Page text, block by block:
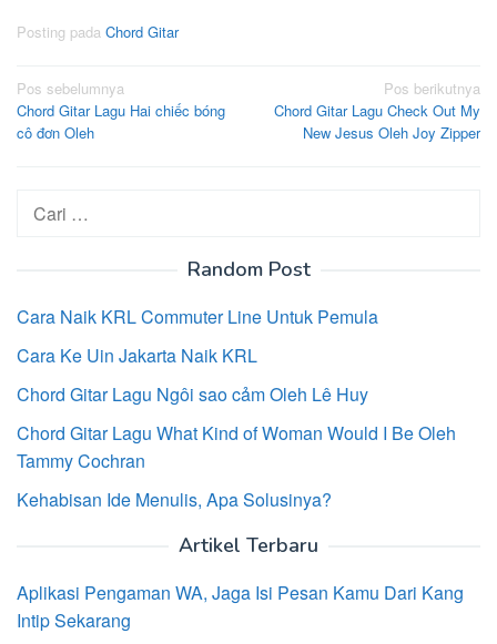
Posting pada Chord Gitar
Navigasi
pos
Pos sebelumnya
Chord Gitar Lagu Hai chiếc bóng
cô đơn Oleh
Pos berikutnya
Chord Gitar Lagu Check Out My
New Jesus Oleh Joy Zipper
Cari
untuk:
Random Post
Cara Naik KRL Commuter Line Untuk Pemula
Cara Ke Uin Jakarta Naik KRL
Chord Gitar Lagu Ngôi sao cảm Oleh Lê Huy
Chord Gitar Lagu What Kind of Woman Would I Be Oleh
Tammy Cochran
Kehabisan Ide Menulis, Apa Solusinya?
Artikel Terbaru
Aplikasi Pengaman WA, Jaga Isi Pesan Kamu Dari Kang
Intip Sekarang